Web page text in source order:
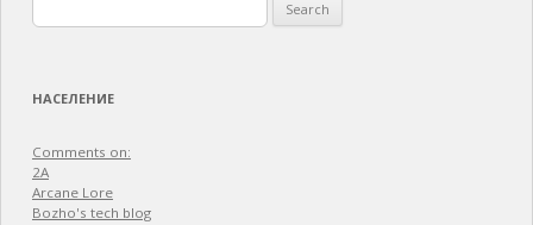
for:
НАСЕЛЕНИЕ
Comments on:
2A
Arcane Lore
Bozho's tech blog